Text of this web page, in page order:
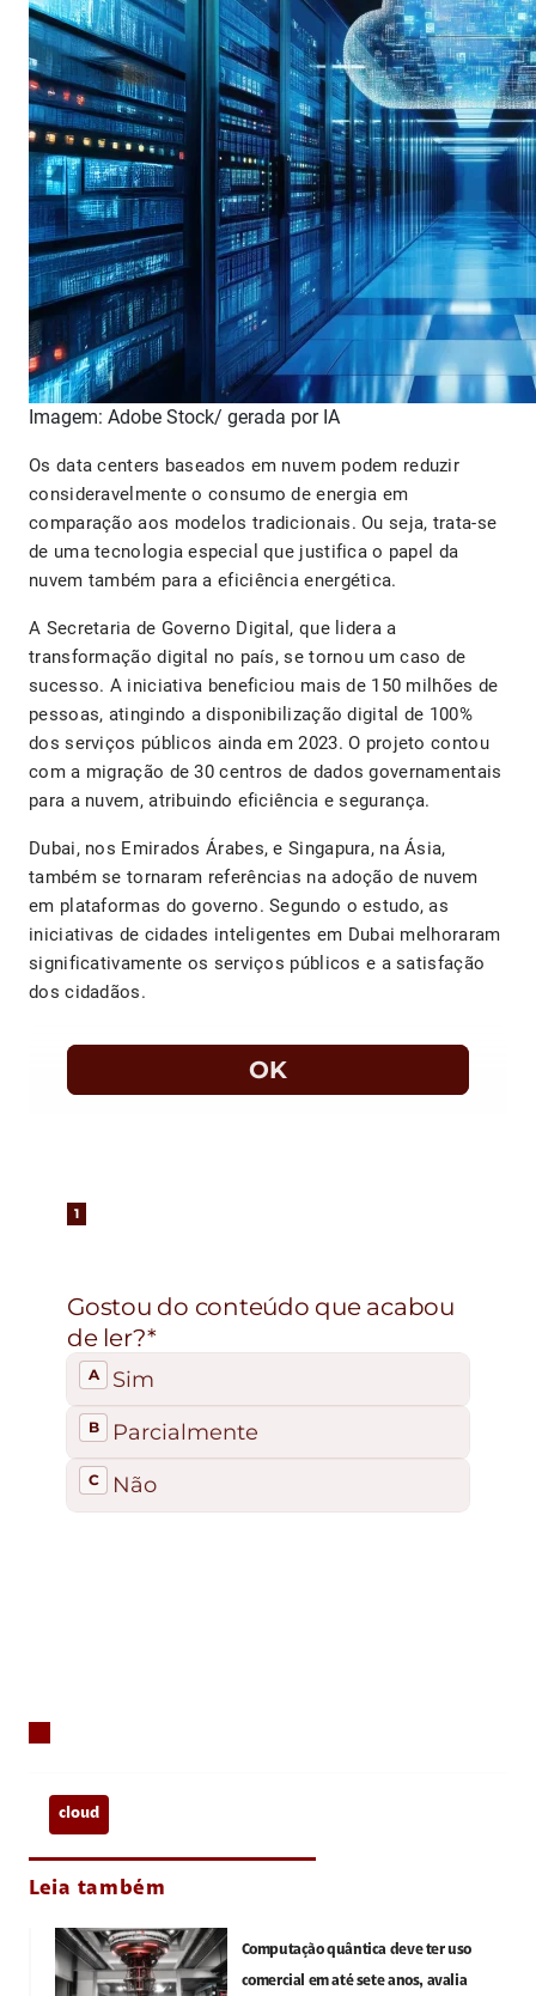
Imagem: Adobe Stock/ gerada por IA
Os data centers baseados em nuvem podem reduzir
consideravelmente o consumo de energia em
comparação aos modelos tradicionais. Ou seja, trata-se
de uma tecnologia especial que justifica o papel da
nuvem também para a eficiência energética.
A Secretaria de Governo Digital, que lidera a
transformação digital no país, se tornou um caso de
sucesso. A iniciativa beneficiou mais de 150 milhões de
pessoas, atingindo a disponibilização digital de 100%
dos serviços públicos ainda em 2023. O projeto contou
com a migração de 30 centros de dados governamentais
para a nuvem, atribuindo eficiência e segurança.
Dubai, nos Emirados Árabes, e Singapura, na Ásia,
também se tornaram referências na adoção de nuvem
em plataformas do governo. Segundo o estudo, as
iniciativas de cidades inteligentes em Dubai melhoraram
significativamente os serviços públicos e a satisfação
dos cidadãos.
cloud
Leia também
Computação quântica deve ter uso
comercial em até sete anos, avalia